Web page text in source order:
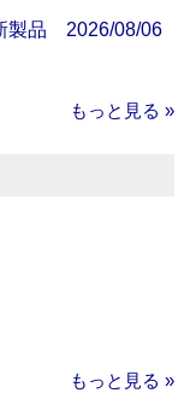
製品 2026/08/06
もっと見る »
もっと見る »